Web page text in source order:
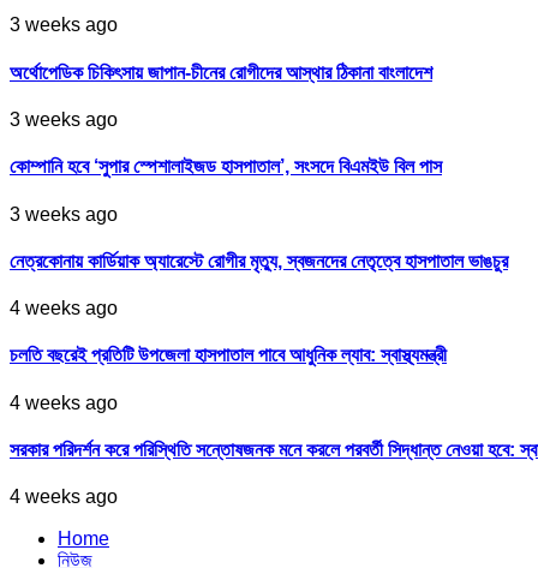
3 weeks ago
অর্থোপেডিক চিকিৎসায় জাপান-চীনের রোগীদের আস্থার ঠিকানা বাংলাদেশ
3 weeks ago
কোম্পানি হবে ‘সুপার স্পেশালাইজড হাসপাতাল’, সংসদে বিএমইউ বিল পাস
3 weeks ago
নেত্রকোনায় কার্ডিয়াক অ্যারেস্টে রোগীর মৃত্যু, স্বজনদের নেতৃত্বে হাসপাতাল ভাঙচুর
4 weeks ago
চলতি বছরেই প্রতিটি উপজেলা হাসপাতাল পাবে আধুনিক ল্যাব: স্বাস্থ্যমন্ত্রী
4 weeks ago
সরকার পরিদর্শন করে পরিস্থিতি সন্তোষজনক মনে করলে পরবর্তী সিদ্ধান্ত নেওয়া হবে:
4 weeks ago
Home
নিউজ